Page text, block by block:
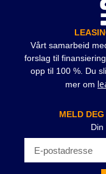
Vårt samarbeid
forslag til
opp til 100 %. Du
mer om
MELD
Din